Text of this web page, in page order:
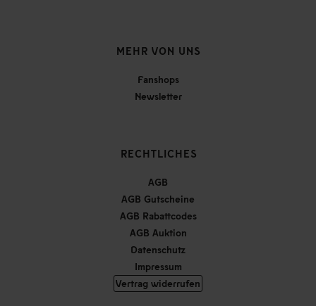
MEHR VON UNS
Fanshops
Newsletter
RECHTLICHES
AGB
AGB Gutscheine
AGB Rabattcodes
AGB Auktion
Datenschutz
Impressum
Vertrag widerrufen